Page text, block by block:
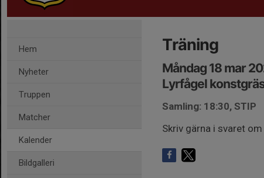
Hem
Nyheter
Truppen
Matcher
Kalender
Bildgalleri
Träning
Måndag 18 mar
Lyrfågel
Samling: 18:30, STIP
Skriv gärna i svaret